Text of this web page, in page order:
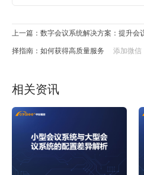
上一篇：数字会议系统解决方案：提升会
择指南：如何获得高质量服务 添加微信
相关资讯